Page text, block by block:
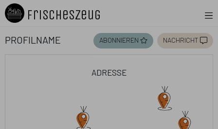
FrischesZeug
Profilname abonnieren nachricht
adresse